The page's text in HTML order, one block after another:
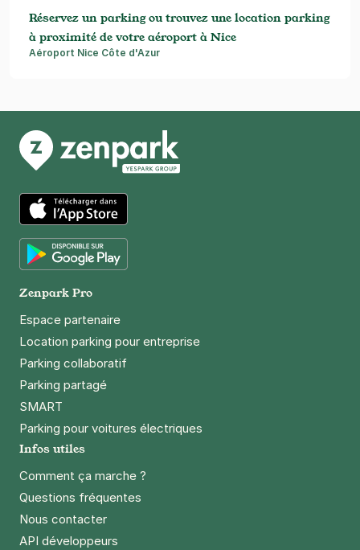
Réservez un parking ou trouvez une location parking
à proximité de votre aéroport à Nice
Aéroport Nice Côte d'Azur
App Store
Zenpark Pro
Espace partenaire
Location parking pour entreprise
Parking collaboratif
Parking partagé
SMART
Parking pour voitures électriques
Infos utiles
Comment ça marche ?
Questions fréquentes
Nous contacter
API développeurs